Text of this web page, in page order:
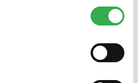
používať všetky tieto